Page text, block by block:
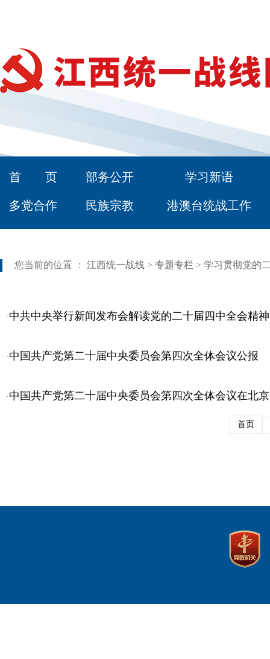
首 页 部务公开 学习新语
多党合作 民族宗教 港澳台统战工作
您当前的位置 ： 江西统一战线 > 专题专栏 > 学习贯彻党的
· 中共中央举行新闻发布会解读党的二十届四中全会精神
· 中国共产党第二十届中央委员会第四次全体会议公报
· 中国共产党第二十届中央委员会第四次全体会议在北
首页